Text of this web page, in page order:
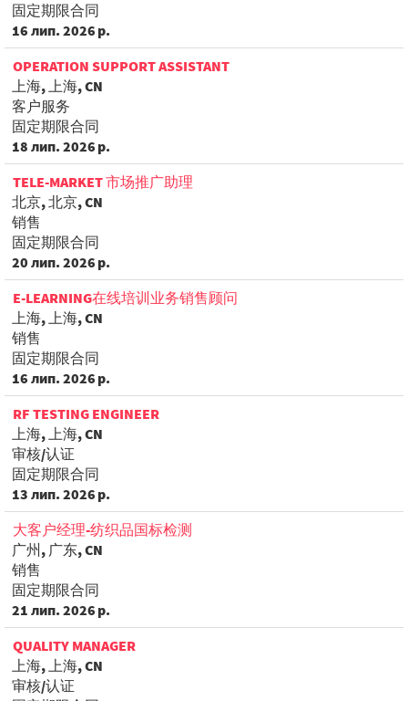
固定期限合同
16 лип. 2026 р.
OPERATION SUPPORT ASSISTANT
上海, 上海, CN
客户服务
固定期限合同
18 лип. 2026 р.
TELE-MARKET 市场推广助理
北京, 北京, CN
销售
固定期限合同
20 лип. 2026 р.
E-LEARNING在线培训业务销售顾问
上海, 上海, CN
销售
固定期限合同
16 лип. 2026 р.
RF TESTING ENGINEER
上海, 上海, CN
审核/认证
固定期限合同
13 лип. 2026 р.
大客户经理-纺织品国标检测
广州, 广东, CN
销售
固定期限合同
21 лип. 2026 р.
QUALITY MANAGER
上海, 上海, CN
审核/认证